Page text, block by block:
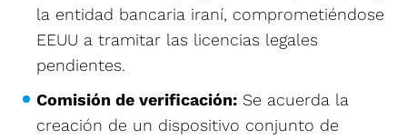
la entidad bancaria iraní, comprometiéndose
EEUU a tramitar las licencias legales
pendientes.
Comisión de verificación: Se acuerda la
creación de un dispositivo conjunto de